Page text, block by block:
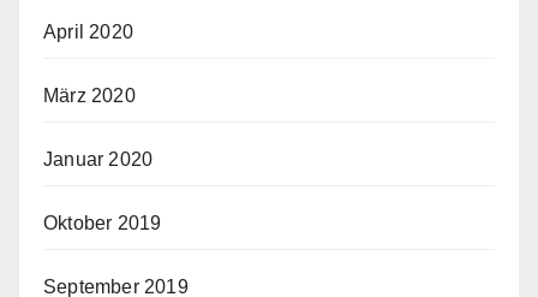
April 2020
März 2020
Januar 2020
Oktober 2019
September 2019